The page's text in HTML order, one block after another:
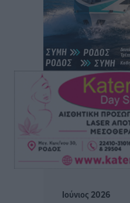
6ο Kalymnos 3X3:
νικητές οι VAR!
Αθλητικά• πριν 3 ώρες
Νέα αεροσκάφη, drones,
αλλάξει στην Πολιτική
Ειδήσεις πριν 4 ώρες
Άδωνις Γεωργιάδης στον
εξετάζουμε την
Ιούνιος 2026